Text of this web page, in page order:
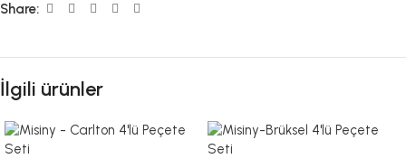
Share:
İlgili ürünler